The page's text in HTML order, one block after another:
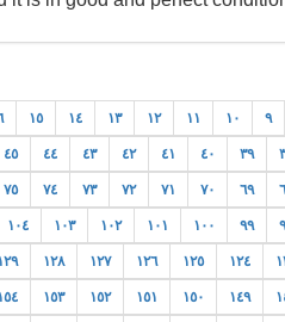
٩ ١٠ ١١ ١٢ ١٣ ١٤ ١٥
٣٩ ٤٠ ٤١ ٤٢ ٤٣ ٤٤ ٤٥
٦٩ ٧٠ ٧١ ٧٢ ٧٣ ٧٤ ٧٥
٩٩ ١٠٠ ١٠١ ١٠٢ ١٠٣ ١٠٤
١٢٤ ١٢٥ ١٢٦ ١٢٧ ١٢٨
١٤٩ ١٥٠ ١٥١ ١٥٢ ١٥٣